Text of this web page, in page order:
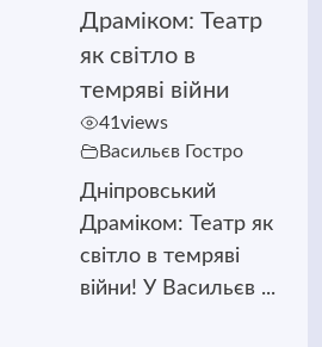
Драміком: Театр
як світло в
темряві війни
41 views
Васильєв Гостро
Дніпровський
Драміком: Театр як
світло в темряві
війни! У Васильєв ...